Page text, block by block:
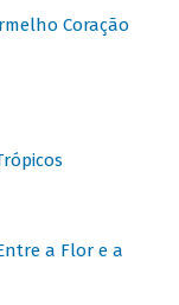
Coração
a Flor e a